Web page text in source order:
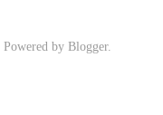
by Blogger.